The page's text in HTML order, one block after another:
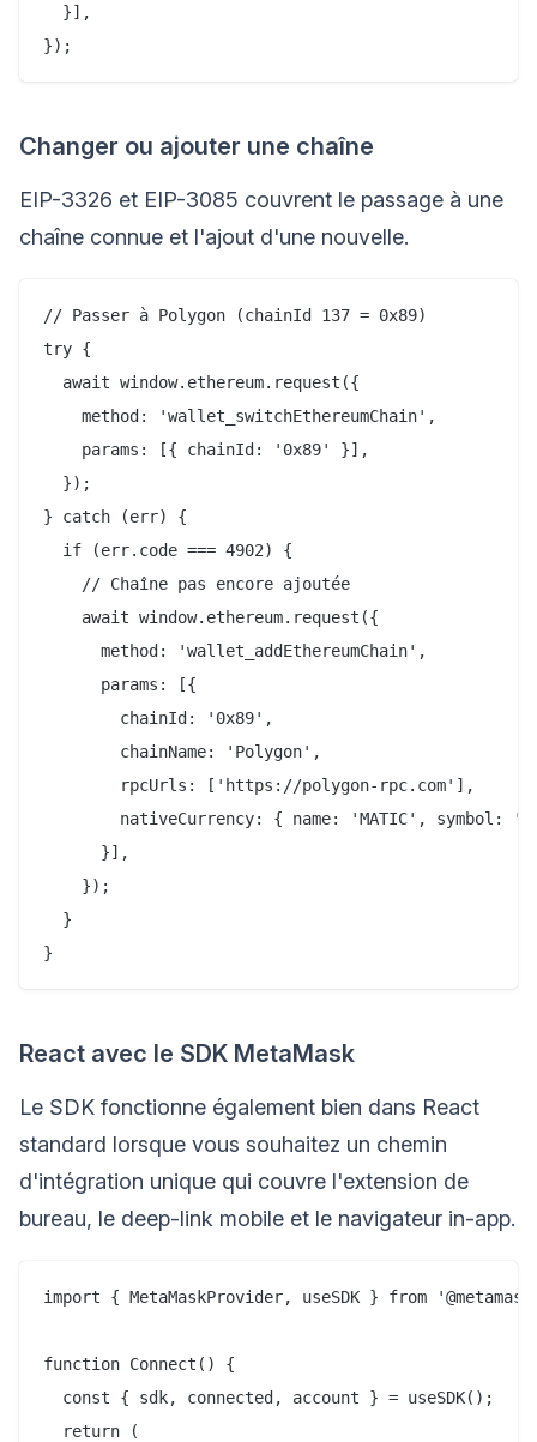
  }],
Changer ou ajouter une chaîne
EIP-3326 et EIP-3085 couvrent le passage à une
chaîne connue et l'ajout d'une nouvelle.
// Passer à Polygon (chainId 137 = 0x89)
try {
  await window.ethereum.request({
    method: 'wallet_switchEthereumChain',
    params: [{ chainId: '0x89' }],
  });
} catch (err) {
  if (err.code === 4902) {
    // Chaîne pas encore ajoutée
    await window.ethereum.request({
      method: 'wallet_addEthereumChain',
      params: [{
        chainId: '0x89',
        chainName: 'Polygon',
        rpcUrls: ['https://polygon-rpc.com'],
nativeCurrency: { name: 'MATIC', symbol:
      }],
    });
  }
React avec le SDK MetaMask
Le SDK fonctionne également bien dans React
standard lorsque vous souhaitez un chemin
d'intégration unique qui couvre l'extension de
bureau, le deep-link mobile et le navigateur in-app.
import { MetaMaskProvider, useSDK } from
function Connect() {
  const { sdk, connected, account } = useSDK();
  return (